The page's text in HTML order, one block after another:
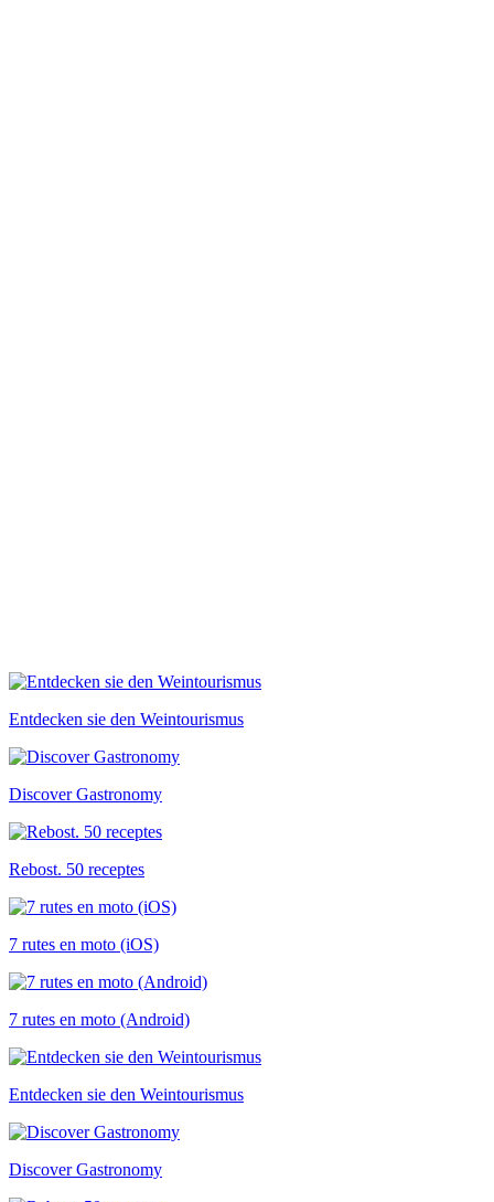
Entdecken sie den Weintourismus
Discover Gastronomy
Rebost. 50 receptes
7 rutes en moto (iOS)
7 rutes en moto (Android)
Entdecken sie den Weintourismus
Discover Gastronomy